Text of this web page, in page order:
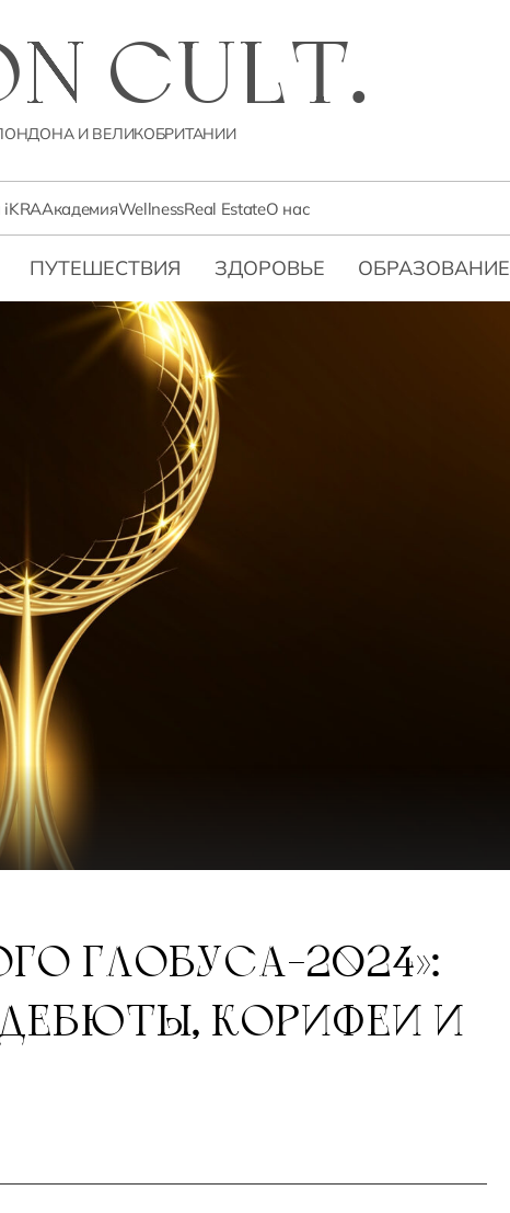
CULT.
И ВЕЛИКОБРИТАНИИ
АкадемияWellnessReal EstateО нас
ПУТЕШЕСТВИЯ ЗДОРОВЬЕ ОБРАЗОВАНИЕ
КОРИФЕИ И